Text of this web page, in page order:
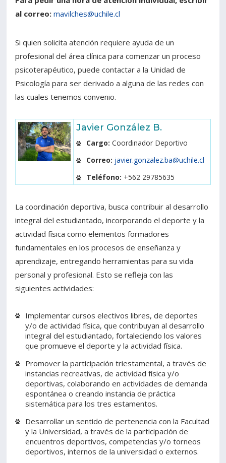
al correo: mavilches@uchile.cl
Si quien solicita atención requiere ayuda de un
profesional del área clínica para comenzar un proceso
psicoterapéutico, puede contactar a la Unidad de
Psicología para ser derivado a alguna de las redes con
las cuales tenemos convenio.
Javier González B.
Cargo: Coordinador Deportivo
Correo: javier.gonzalez.ba@uchile.cl
Teléfono: +562 29785635
La coordinación deportiva, busca contribuir al desarrollo
integral del estudiantado, incorporando el deporte y la
actividad física como elementos formadores
fundamentales en los procesos de enseñanza y
aprendizaje, entregando herramientas para su vida
personal y profesional. Esto se refleja con las
siguientes actividades:
Implementar cursos electivos libres, de deportes
y/o de actividad física, que contribuyan al desarrollo
integral del estudiantado, fortaleciendo los valores
que promueve el deporte y la actividad física.
Promover la participación triestamental, a través de
instancias recreativas, de actividad física y/o
deportivas, colaborando en actividades de demanda
espontánea o creando instancia de práctica
sistemática para los tres estamentos.
Desarrollar un sentido de pertenencia con la Facultad
y la Universidad, a través de la participación de
encuentros deportivos, competencias y/o torneos
deportivos, internos de la universidad o externos.